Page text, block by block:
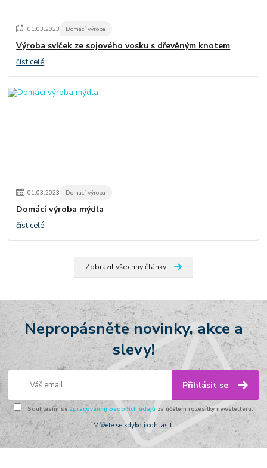
01.03.2023 Domácí výroba
Výroba svíček ze sojového vosku s dřevěným knotem
číst celé
01.03.2023 Domácí výroba
Domácí výroba mýdla
číst celé
Zobrazit všechny články
Nepropásněte novinky, akce a
slevy!
Přihlásit se
Souhlasím se zpracováním osobních údajů za účelem rozesílky newsletteru.
Můžete se kdykoli odhlásit.